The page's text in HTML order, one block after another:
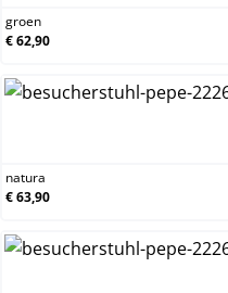
groen
€ 62,90
natura
€ 63,90